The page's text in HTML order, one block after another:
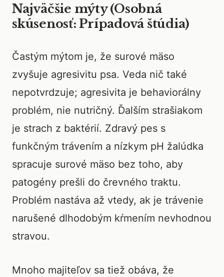
Najväčšie mýty (Osobná
skúsenosť: Prípadová štúdia)
Častým mýtom je, že surové mäso
zvyšuje agresivitu psa. Veda nič také
nepotvrdzuje; agresivita je behaviorálny
problém, nie nutričný. Ďalším strašiakom
je strach z baktérií. Zdravý pes s
funkčným trávením a nízkym pH žalúdka
spracuje surové mäso bez toho, aby
patogény prešli do črevného traktu.
Problém nastáva až vtedy, ak je trávenie
narušené dlhodobým kŕmením nevhodnou
stravou.
Mnoho majiteľov sa tiež obáva, že